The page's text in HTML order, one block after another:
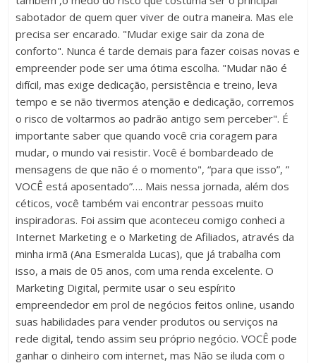
sabotador de quem quer viver de outra maneira. Mas ele
precisa ser encarado. "Mudar exige sair da zona de
conforto". Nunca é tarde demais para fazer coisas novas e
empreender pode ser uma ótima escolha. "Mudar não é
difícil, mas exige dedicação, persistência e treino, leva
tempo e se não tivermos atenção e dedicação, corremos
o risco de voltarmos ao padrão antigo sem perceber". É
importante saber que quando você cria coragem para
mudar, o mundo vai resistir. Você é bombardeado de
mensagens de que não é o momento", “para que isso”, ”
VOCÊ está aposentado”…. Mais nessa jornada, além dos
céticos, você também vai encontrar pessoas muito
inspiradoras. Foi assim que aconteceu comigo conheci a
Internet Marketing e o Marketing de Afiliados, através da
minha irmã (Ana Esmeralda Lucas), que já trabalha com
isso, a mais de 05 anos, com uma renda excelente. O
Marketing Digital, permite usar o seu espírito
empreendedor em prol de negócios feitos online, usando
suas habilidades para vender produtos ou serviços na
rede digital, tendo assim seu próprio negócio. VOCÊ pode
ganhar o dinheiro com internet, mas Não se iluda com o